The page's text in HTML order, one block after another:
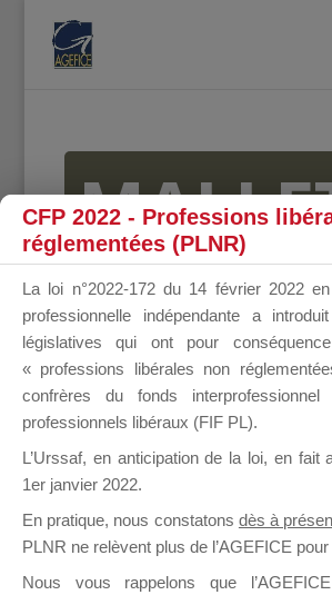
DU
il y a un
CFP 2022 - Professions
réglementées (PLNR)
La loi n°2022-172 du 14 février 2022
professionnelle indépendante a
législatives qui ont pour
« professions libérales non
confrères du fonds
professionnels libéraux (FIF PL).
L’Urssaf, en anticipation de la loi, en fait
1er janvier 2022.
En pratique, nous constatons dès à
PLNR ne relèvent plus de l’AGEFICE pour
Nous vous rappelons que